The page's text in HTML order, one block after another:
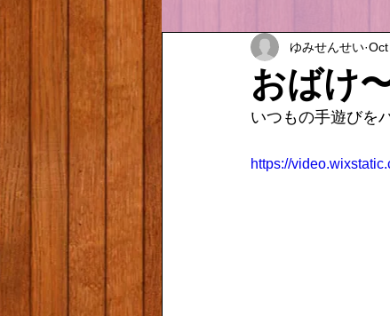
おばけ
ゆみせんせい
いつもの手遊びを
https://